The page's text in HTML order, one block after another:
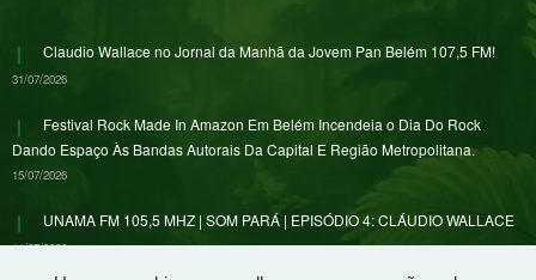
Claudio Wallace no Jornal da Manhã da Jovem Pan Belém 107,5 FM!
31/07/2026
Festival Rock Made In Amazon Em Belém Incendeia o Dia Do Rock
Dando Espaço Às Bandas Autorais Da Capital E Região Metropolitana.
15/07/2026
UNAMA FM 105,5 MHZ | SOM PARÁ | EPISÓDIO 4: CLÁUDIO WALLACE
11/07/2026